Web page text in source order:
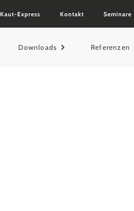
Kaut-Express Kontakt Seminare
Downloads Referenzen